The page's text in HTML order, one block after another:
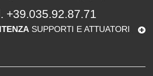
+39.035.92.87.71
SUPPORTI E ATTUATORI